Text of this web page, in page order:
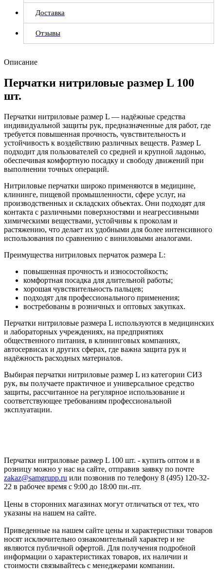
Доставка
Отзывы
Описание
Перчатки нитриловые размер L 100
шт.
Перчатки нитриловые размер L — надёжные средства
индивидуальной защиты рук, предназначенные для работ, где
требуется повышенная прочность, чувствительность и
устойчивость к воздействию различных веществ. Размер L
подходит для пользователей со средней и крупной ладонью,
обеспечивая комфортную посадку и свободу движений при
выполнении точных операций.
Нитриловые перчатки широко применяются в медицине,
клининге, пищевой промышленности, сфере услуг, на
производственных и складских объектах. Они подходят для
контакта с различными поверхностями и неагрессивными
химическими веществами, устойчивы к проколам и
растяжению, что делает их удобными для более интенсивного
использования по сравнению с виниловыми аналогами.
Преимущества нитриловых перчаток размера L:
повышенная прочность и износостойкость;
комфортная посадка для длительной работы;
хорошая чувствительность пальцев;
подходят для профессионального применения;
востребованы в розничных и оптовых закупках.
Перчатки нитриловые размера L используются в медицинских
и лабораторных учреждениях, на предприятиях
общественного питания, в клининговых компаниях,
автосервисах и других сферах, где важна защита рук и
надёжность расходных материалов.
Выбирая перчатки нитриловые размер L из категории СИЗ
рук, вы получаете практичное и универсальное средство
защиты, рассчитанное на регулярное использование и
соответствующее требованиям профессиональной
эксплуатации.
Перчатки нитриловые размер L 100 шт. - купить оптом и в
розницу можно у нас на сайте, отправив заявку по почте
zakaz@samgrupp.ru или позвонив по телефону 8 (495) 120-32-
22 в рабочее время с 9:00 до 18:00 пн.-пт.
Цены в сторонних магазинах могут отличаться от тех, что
указаны на нашем на сайте.
Приведенные на нашем сайте цены и характеристики товаров
носят исключительно ознакомительный характер и не
являются публичной офертой. Для получения подробной
информации о характеристиках товаров, их наличии и
стоимости связывайтесь с менеджерами компании.